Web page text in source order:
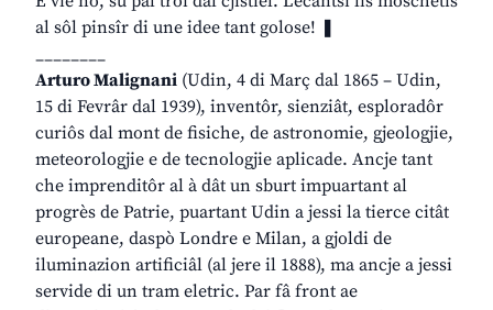
al sôl pinsîr di une idee tant golose! ❚
________
Arturo Malignani (Udin, 4 di Març dal 1865 – Udin,
15 di Fevrâr dal 1939), inventôr, sienziât, esploradôr
curiôs dal mont de fisiche, de astronomie, gjeologjie,
meteorologjie e de tecnologjie aplicade. Ancje tant
che imprenditôr al à dât un sburt impuartant al
progrès de Patrie, puartant Udin a jessi la tierce citât
europeane, daspò Londre e Milan, a gjoldi de
iluminazion artificiâl (al jere il 1888), ma ancje a jessi
servide di un tram eletric. Par fâ front ae